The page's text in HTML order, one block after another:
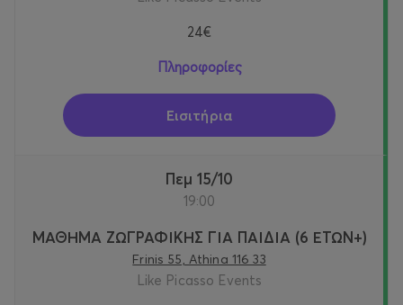
24€
Πληροφορίες
Εισιτήρια
Πεμ 15/10
19:00
ΜΑΘΗΜΑ ΖΩΓΡΑΦΙΚΗΣ ΓΙΑ ΠΑΙΔΙΑ (6 ΕΤΩΝ+)
Frinis 55, Athina 116 33
Like Picasso Events